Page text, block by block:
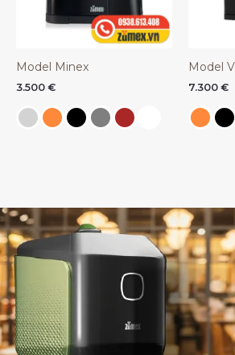
Model Minex
3.500 €
Model
7.300 €